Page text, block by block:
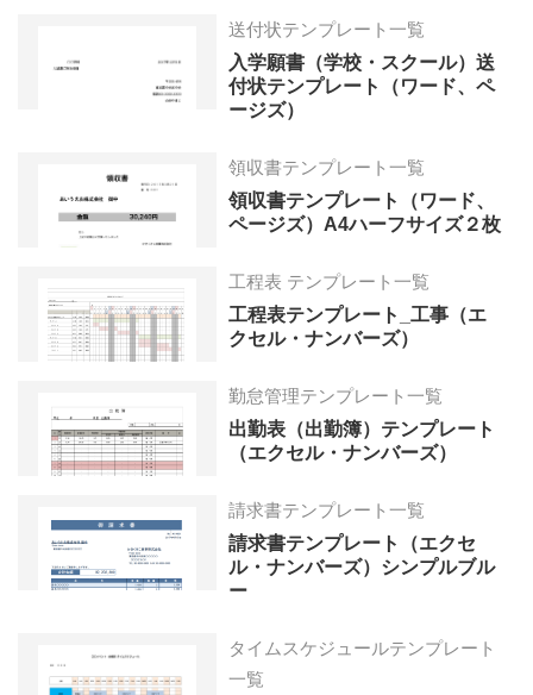
送付状テンプレート一覧
入学願書（学校・スクール）送
付状テンプレート（ワード、ペ
ージズ）
領収書テンプレート一覧
領収書テンプレート（ワード、
ページズ）A4ハーフサイズ２枚
工程表 テンプレート一覧
工程表テンプレート_工事（エ
クセル・ナンバーズ）
勤怠管理テンプレート一覧
出勤表（出勤簿）テンプレート
（エクセル・ナンバーズ）
請求書テンプレート一覧
請求書テンプレート（エクセ
ル・ナンバーズ）シンプルブル
ー
タイムスケジュールテンプレート
一覧